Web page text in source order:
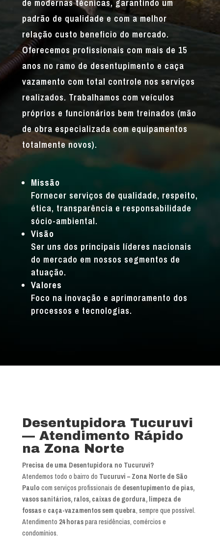
de modernas técnicas, garantindo um
padrão de qualidade e com a melhor
relação custo beneficio do mercado.
Oferecemos profissionais com mais de 15
anos no ramo de desentupimento e caça
vazamento com total controle nos serviços
realizados. Trabalhamos com veículos
próprios e funcionários bem treinados (mão
de obra especializada com equipamentos
totalmente novos).
Missão
Fornecer serviços de qualidade, respeito,
ética, transparência e responsabilidade
sócio-ambiental.
Visão
Ser uns dos principais líderes nacionais
do mercado em nossos segmentos de
atuação.
Valores
Foco na inovação e aprimoramento dos
processos e tecnologias.
Desentupidora Tucuruvi
— Atendimento Rápido
na Zona Norte
Precisa de uma Desentupidora no Tucuruvi?
Atendemos todo o bairro do Tucuruvi – Zona Norte de São
Paulo com serviços profissionais de desentupimento de pias,
vasos sanitários, ralos, caixas de gordura, limpeza de
fossase caça-vazamentos sem quebra, sempre que possível.
Atendimento 24 horaspara residências, comércios e
condomínios.